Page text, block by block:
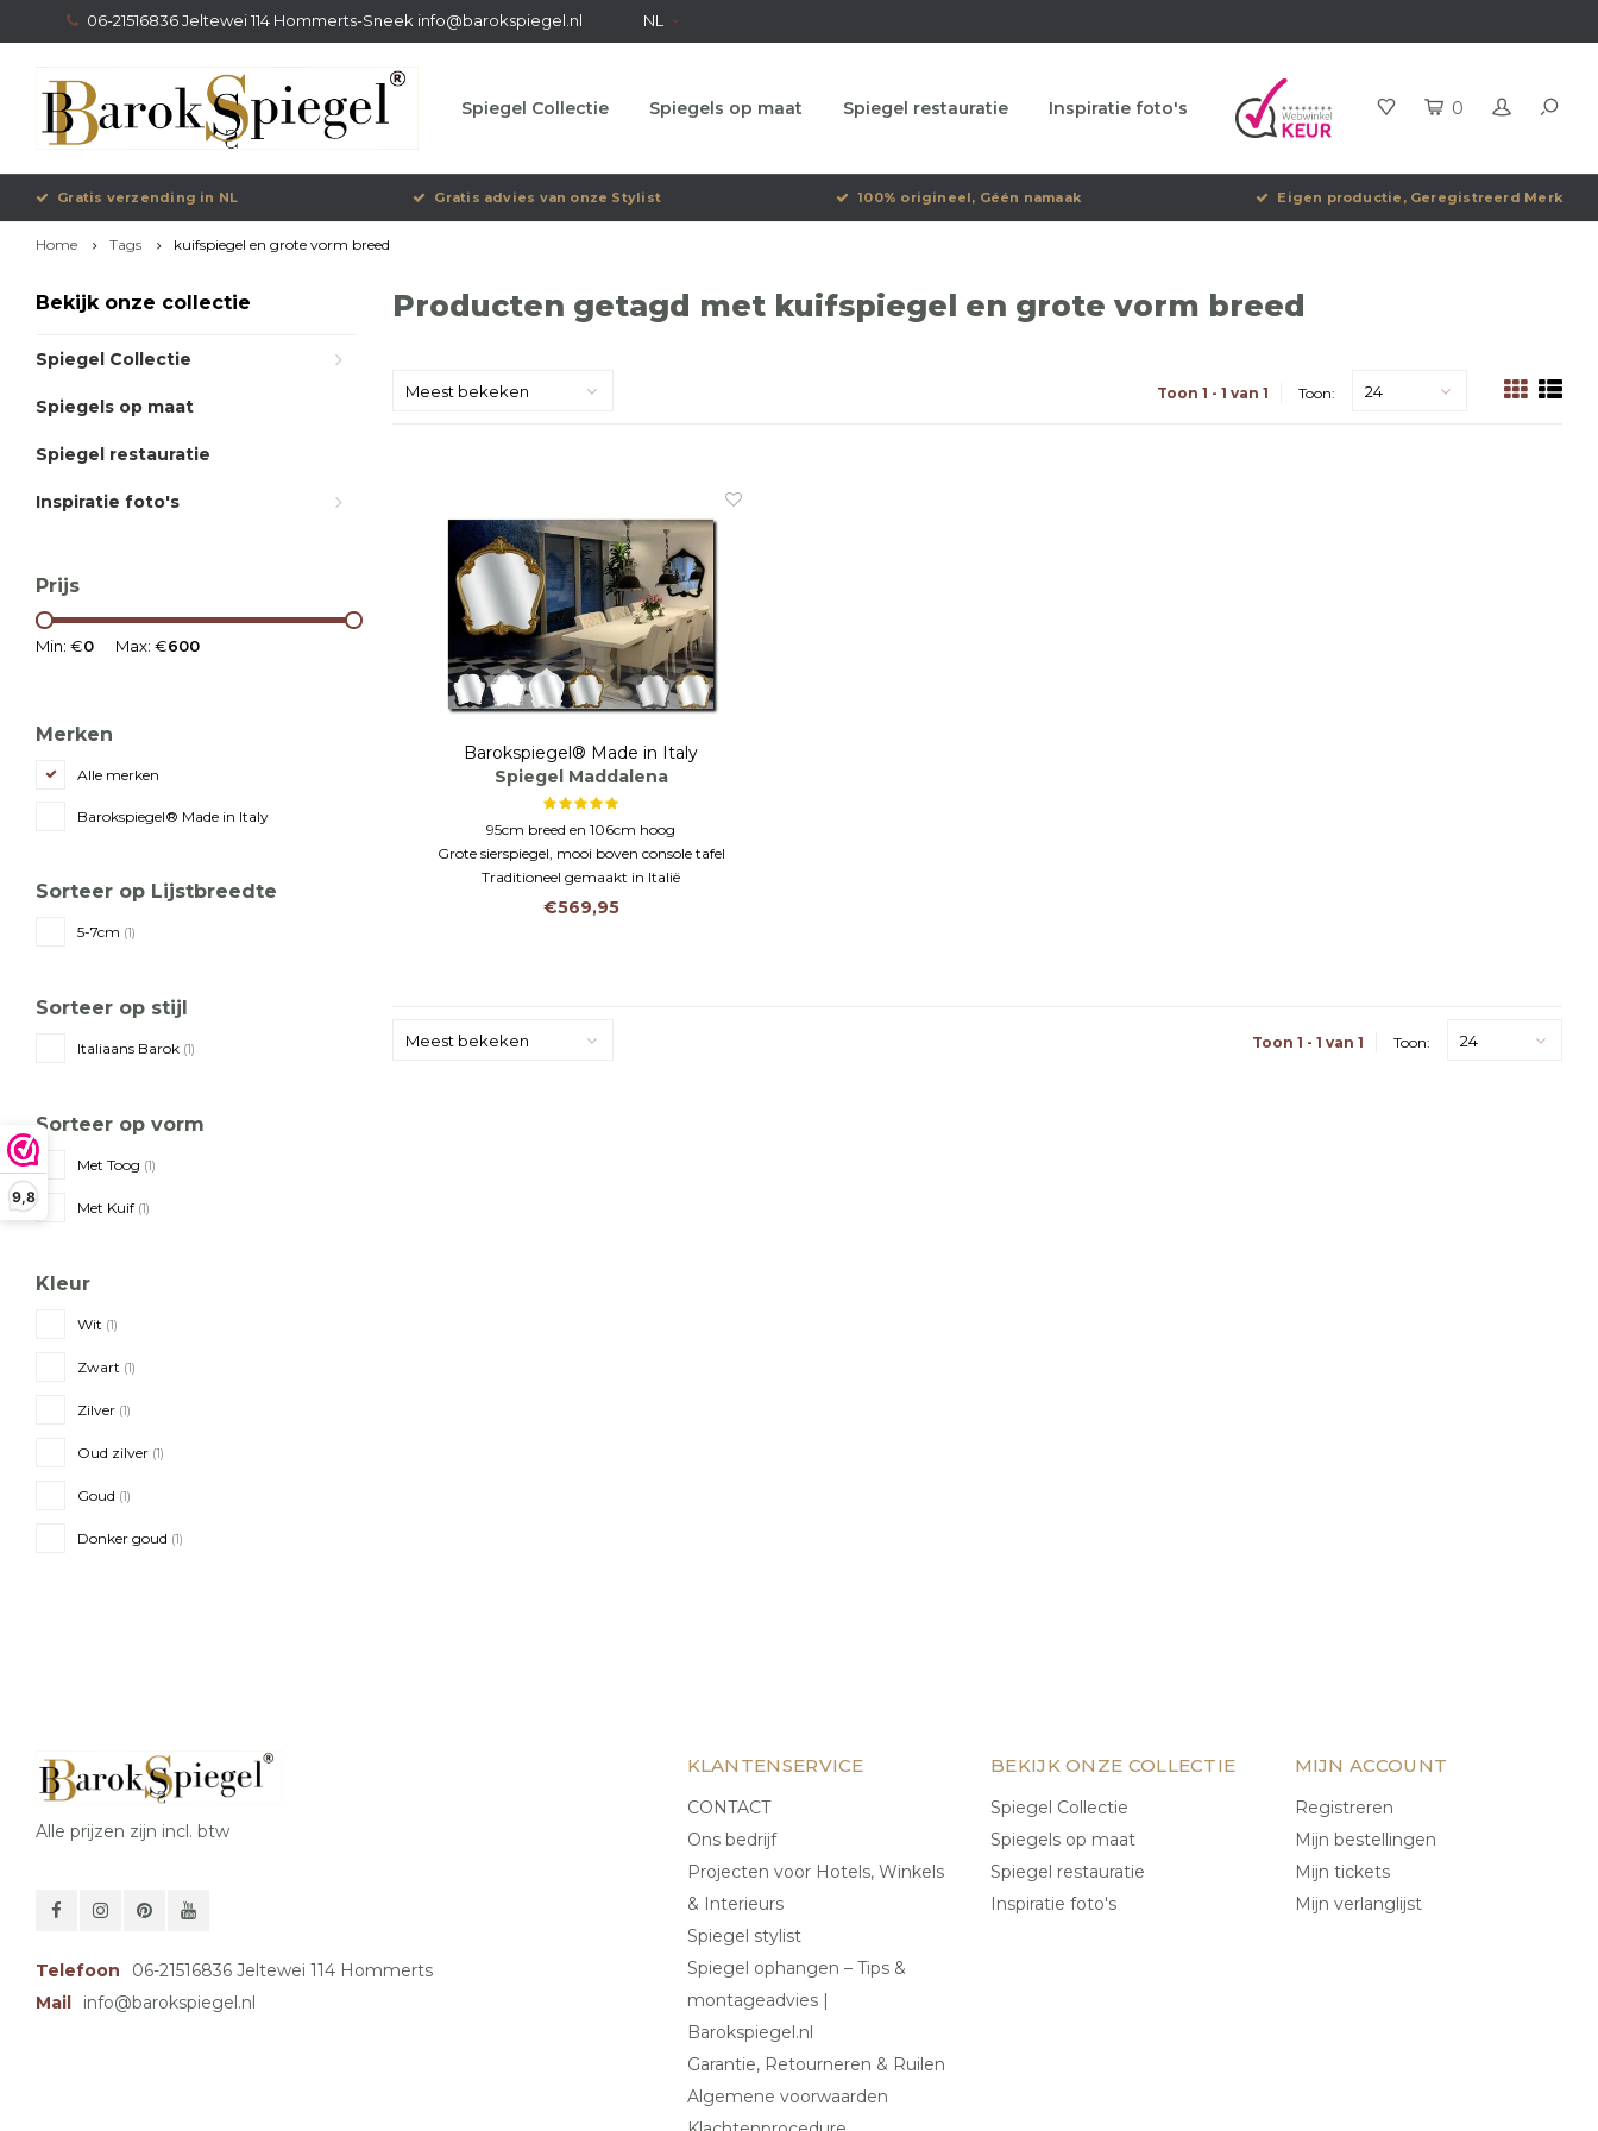
9,8
06-21516836 Jeltewei 114 Hommerts-Sneek info@barokspiegel.nl NL
Spiegel Collectie Spiegels op maat Spiegel restauratie Inspiratie foto's 0
Gratis verzending in NL Gratis advies van onze Stylist 100% origineel, Géén namaak Eigen productie, Geregistreerd Merk
Home Tags kuifspiegel en grote vorm breed
Bekijk onze collectie
Spiegel Collectie
Spiegels op maat
Spiegel restauratie
Inspiratie foto's
Prijs
Min: €0 Max: €600
Merken
Alle merken
Barokspiegel® Made in Italy
Sorteer op Lijstbreedte
5-7cm (1)
Sorteer op stijl
Italiaans Barok (1)
Sorteer op vorm
Met Toog (1)
Met Kuif (1)
Kleur
Wit (1)
Zwart (1)
Zilver (1)
Oud zilver (1)
Goud (1)
Donker goud (1)
Producten getagd met kuifspiegel en grote vorm breed
Meest bekeken Toon 1 - 1 van 1 Toon: 24
Barokspiegel® Made in Italy
Spiegel Maddalena
95cm breed en 106cm hoog
Grote sierspiegel, mooi boven console tafel
Traditioneel gemaakt in Italië
€569,95
Meest bekeken Toon 1 - 1 van 1 Toon: 24
Alle prijzen zijn incl. btw
Telefoon
06-21516836 Jeltewei 114 Hommerts
Mail
info@barokspiegel.nl
KLANTENSERVICE
CONTACT
Ons bedrijf
Projecten voor Hotels, Winkels
& Interieurs
Spiegel stylist
Spiegel ophangen – Tips &
montageadvies |
Barokspiegel.nl
Garantie, Retourneren & Ruilen
Algemene voorwaarden
BEKIJK ONZE COLLECTIE
Spiegel Collectie
Spiegels op maat
Spiegel restauratie
Inspiratie foto's
MIJN ACCOUNT
Registreren
Mijn bestellingen
Mijn tickets
Mijn verlanglijst